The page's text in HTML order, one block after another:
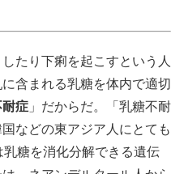
たり下痢を起こすという人
含まれる乳糖を体内で適切
症 」だからだ。「乳糖不耐
などの東アジア人にとても
糖を消化分解できる遺伝